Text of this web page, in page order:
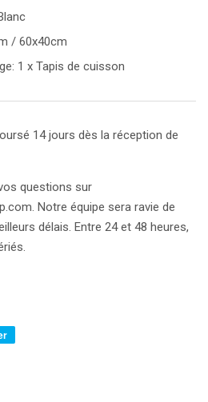
/ 60x40cm
1 x Tapis de cuisson
14 jours dès la réception de
questions sur
Notre équipe sera ravie de
délais. Entre 24 et 48 heures,